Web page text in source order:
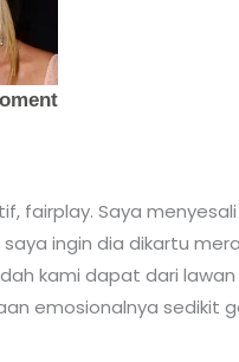
fairplay. Saya
ingin dia dikartu
kami dapat dari lawan
emosionalnya sedikit